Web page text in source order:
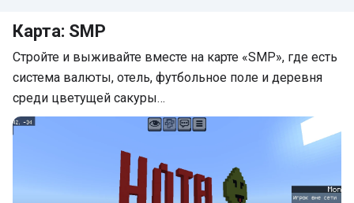
Карта: SMP
Стройте и выживайте вместе на карте «SMP», где есть
система валюты, отель, футбольное поле и деревня
среди цветущей сакуры…